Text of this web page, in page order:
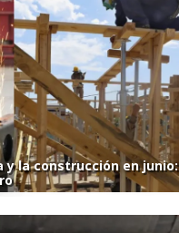
y la construcción en junio: